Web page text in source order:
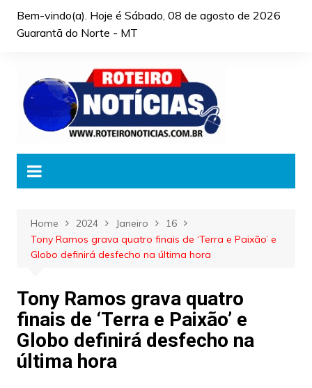
Bem-vindo(a). Hoje é Sábado, 08 de agosto de 2026
Guarantã do Norte - MT
Home 2024 Janeiro
16
Tony Ramos grava quatro finais de ‘Terra e Paixão’ e
Globo definirá desfecho na última hora
Tony Ramos grava quatro
finais de ‘Terra e Paixão’ e
Globo definirá desfecho na
última hora